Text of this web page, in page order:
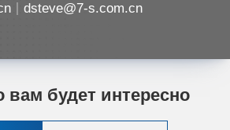
dsteve@7-s.com.cn
вам будет интересно